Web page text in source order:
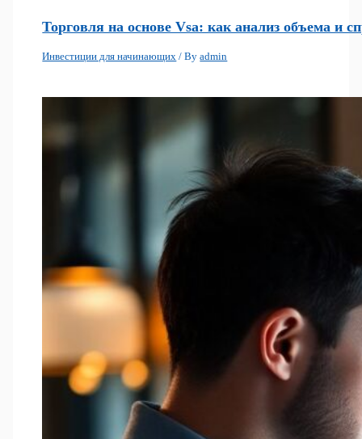
Торговля на основе Vsa: как анализ объема и
Инвестиции для начинающих / Byadmin